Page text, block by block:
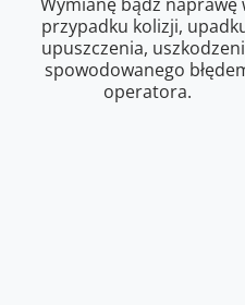
przypadku kolizji,
upuszczenia,
spowodowanego
operatora.